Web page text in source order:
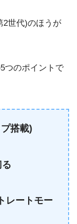
2世代)のほうが
つのポイントで
搭載)
レートモー